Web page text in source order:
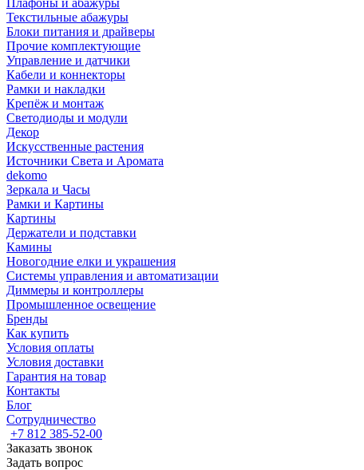
Плафоны и абажуры
Текстильные абажуры
Блоки питания и драйверы
Прочие комплектующие
Управление и датчики
Кабели и коннекторы
Рамки и накладки
Крепёж и монтаж
Светодиоды и модули
Декор
Искусственные растения
Источники Света и Аромата
dekomo
Зеркала и Часы
Рамки и Картины
Картины
Держатели и подставки
Камины
Новогодние елки и украшения
Системы управления и автоматизации
Диммеры и контроллеры
Промышленное освещение
Бренды
Как купить
Условия оплаты
Условия доставки
Гарантия на товар
Контакты
Блог
Сотрудничество
+7 812 385-52-00
Заказать звонок
Задать вопрос